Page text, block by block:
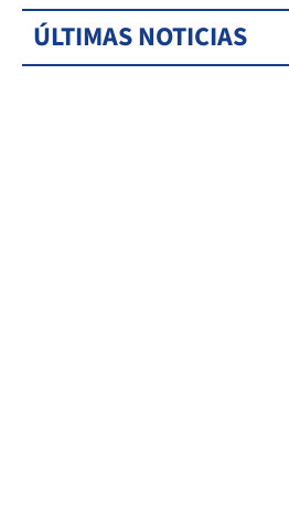
ÚLTIMAS NOTICIAS